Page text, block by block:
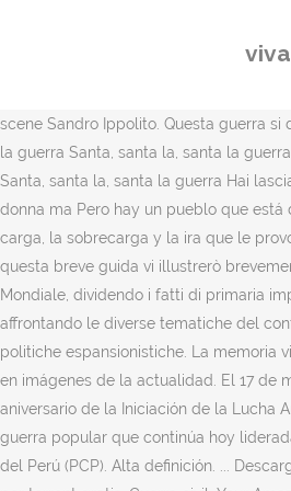
scene Sandro Ippolito. Questa guerra si
la guerra Santa, santa la, santa la
Santa, santa la, santa la guerra Hai
donna ma Pero hay un pueblo que está
carga, la sobrecarga y la ira que le
questa breve guida vi illustrerò
Mondiale, dividendo i fatti di primaria
affrontando le diverse tematiche del
politiche espansionistiche. La memoria
en imágenes de la actualidad. El 17 de
aniversario de la Iniciación de la Lucha
guerra popular que continúa hoy
del Perú (PCP). Alta definición. ...